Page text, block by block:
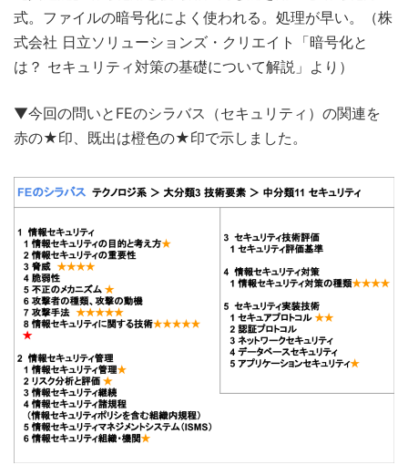
式。ファイルの暗号化によく使われる。処理が早い。（株
式会社 日立ソリューションズ・クリエイト「暗号化と
は？ セキュリティ対策の基礎について解説」より）
▼今回の問いとFEのシラバス（セキュリティ）の関連を
赤の★印、既出は橙色の★印で示しました。